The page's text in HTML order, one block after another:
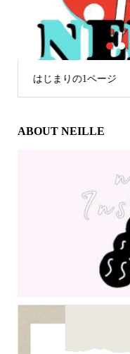
はじまりの1ページ
1 2
ABOUT NEILLE